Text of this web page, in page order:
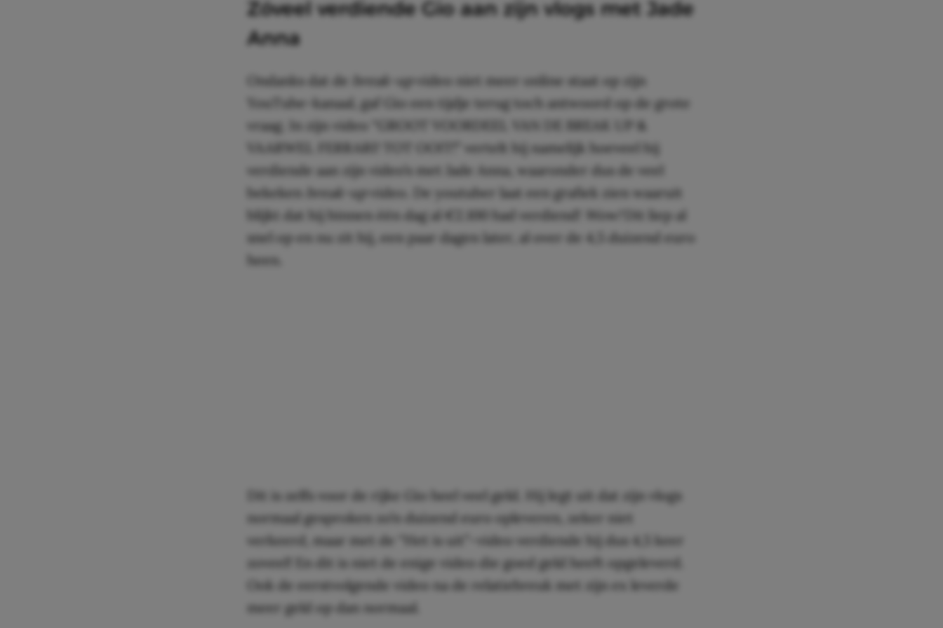
Zóveel verdiende Gio aan zijn vlogs met Jade
Anna
Ondanks dat de break-up video niet meer online staat op zijn
YouTube-kanaal, gaf Gio een tijdje terug toch antwoord op de grote
vraag. In zijn video “GROOT VOORDEEL VAN DE BREAK UP &
VAARWEL FERRARI! TOT OOIT!” vertelt hij namelijk hoeveel hij
verdiende aan zijn video’s met Jade Anna, waaronder dus de veel
bekeken
break-up video. De youtuber laat een grafiek zien waaruit
blijkt dat hij binnen één dag al €2.100 had verdiend!
Wow!
Dit liep al
snel op en nu zit hij, een paar dagen later, al over de 4,5 duizend euro
heen.
Dit is zelfs voor de rijke Gio heel veel geld. Hij legt uit dat zijn vlogs
normaal gesproken zo’n duizend euro opleveren, zeker niet
verkeerd, maar met de “Het is uit”-video verdiende hij dus 4,5 keer
zoveel! En dit is niet de enige video die goed geld heeft opgeleverd.
Ook de eerstvolgende video na de relatiebreuk met zijn ex leverde
meer geld op dan normaal.